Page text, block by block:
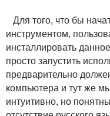
Для того, что бы
инструментом,
инсталлировать
просто запустить
предварительно
компьютера и тут же
интуитивно, но